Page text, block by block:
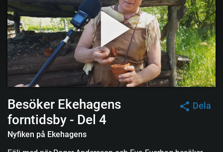
Dela
Besöker Ekehagens
forntidsby - Del 4
Nyfiken på Ekehagens